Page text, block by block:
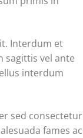
Interdum et
sagittis vel ante
interdum
sed consectetur
fames ac